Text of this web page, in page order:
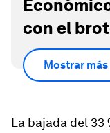
con el
Mostrar más
La bajada del 33